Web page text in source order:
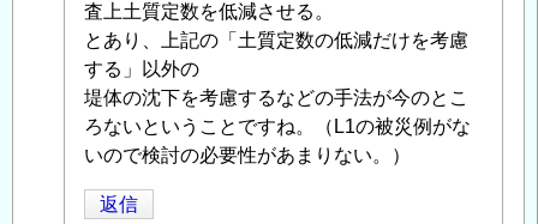
よ
る
「Re:
レ
ベ
ル
地
査上土質定数を低減させる。
とあり、上記の「土質定数の低減だけを考慮
する」以外の
堤体の沈下を考慮するなどの手法が今のとこ
ろないということですね。（L1の被災例がな
いので検討の必要性があまりない。）
返信